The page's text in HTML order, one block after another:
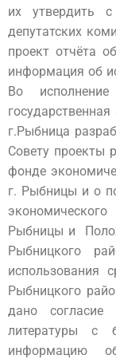
их утвердить
депутатских
проект отчёта
информация об
Во исполнение
г.Рыбница
Совету проекты
фонде
г. Рыбницы и о
Рыбницы и
Рыбницкого
использования
Рыбницкого
дано
литературы с
информацию